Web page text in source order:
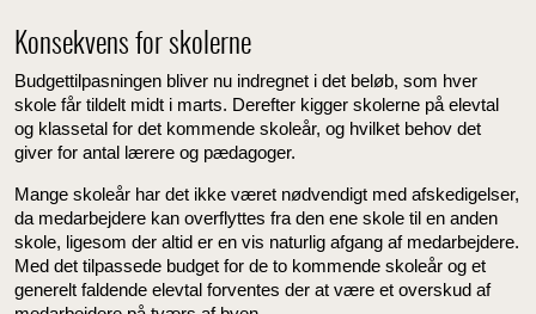
Konsekvens for skolerne
Budgettilpasningen bliver nu indregnet i det beløb, som hver
skole får tildelt midt i marts. Derefter kigger skolerne på elevtal
og klassetal for det kommende skoleår, og hvilket behov det
giver for antal lærere og pædagoger.
Mange skoleår har det ikke været nødvendigt med afskedigelser,
da medarbejdere kan overflyttes fra den ene skole til en anden
skole, ligesom der altid er en vis naturlig afgang af medarbejdere.
Med det tilpassede budget for de to kommende skoleår og et
generelt faldende elevtal forventes der at være et overskud af